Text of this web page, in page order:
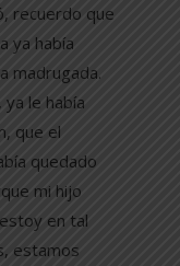
recuerdo que
ya había
madrugada.
le había
que el
quedado
mi hijo
en tal
estamos